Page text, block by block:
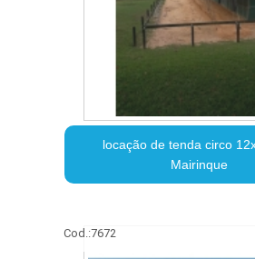
locação de tenda circo
Mairinque
Cod.:7672